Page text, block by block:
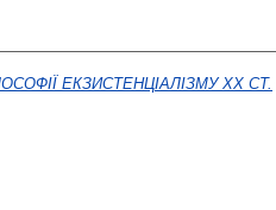
ЕКЗИСТЕНЦІАЛІЗМУ XX СТ.